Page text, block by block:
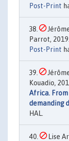
Post-Print
Parrot,
Post-Print
Kouadio,
Africa.
demanding
HAL.
Lise